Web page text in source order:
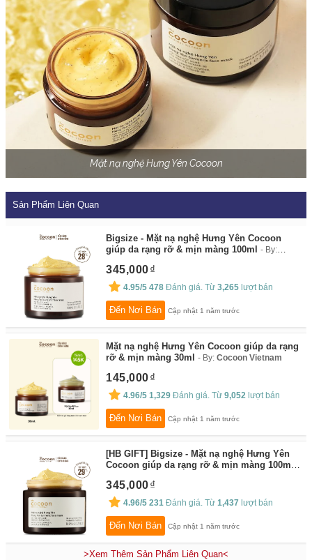
Mặt nạ nghệ Hưng Yên Cocoon
Sản Phẩm Liên Quan
Bigsize - Mặt nạ nghệ Hưng Yên Cocoon
giúp da rạng rỡ & mịn màng 100ml
By:
345,000
4.95/5 478 Đánh giá. Từ3,265 lượt bán
Đến Nơi Bán Cập nhật 1 năm trước
Mặt nạ nghệ Hưng Yên Cocoon giúp da rạng
rỡ & mịn màng 30ml
By:Cocoon Vietnam
145,000
4.96/5 1,329 Đánh giá. Từ9,052 lượt bán
Đến Nơi Bán Cập nhật 1 năm trước
[HB GIFT] Bigsize - Mặt nạ nghệ Hưng Yên
Cocoon giúp da rạng rỡ & mịn màng 100ml
345,000
4.96/5 231 Đánh giá. Từ1,437 lượt bán
Đến Nơi Bán Cập nhật 1 năm trước
>Xem Thêm Sản Phẩm Liên Quan<